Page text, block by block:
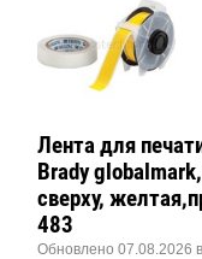
Лента для
Brady
сверху,
483
Обновлено 07.08.2026